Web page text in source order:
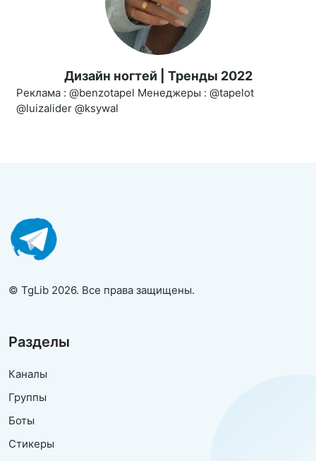
Дизайн ногтей | Тренды 2022
Реклама : @benzotapel Менеджеры : @tapelot
@luizalider @ksywal
© TgLib 2026. Все права защищены.
Разделы
Каналы
Группы
Боты
Стикеры